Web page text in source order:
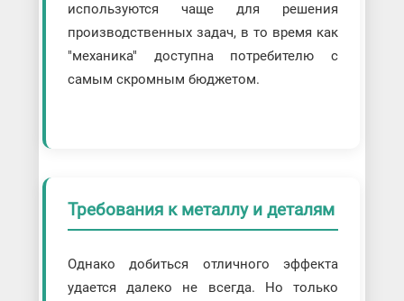
используются чаще для решения
производственных задач, в то время как
"механика" доступна потребителю с
самым скромным бюджетом.
Требования к металлу и деталям
Однако добиться отличного эффекта
удается далеко не всегда. Но только